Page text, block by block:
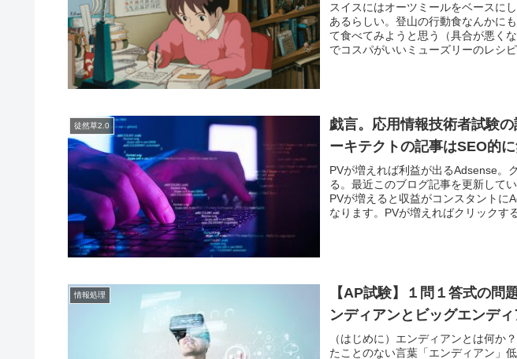
スイスにはオーツミールをベースに
あるらしい。登山の行動食なんかに
て食べてみようと思う（具合が悪く
でコスパがいいミューズリーのレシ
徒然草2.0
戯言。応用情報技術者試験
ーキテクトの記事はSEO的
PVが増えれば利益が出るAdsense。
る。最近このブログ記事を更新して
PVが増えると収益がコンスタントに
なります。PVが増えればクリックす
情報処理
【AP試験】１問１答式の問
ンディアンとビッグエンデ
（はじめに）エンディアンとは何か
たことのない言葉「エンディアン」